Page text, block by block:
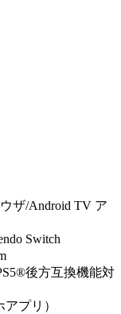
ザ/Android TV ア
Switch
後方互換機能対
プリ）